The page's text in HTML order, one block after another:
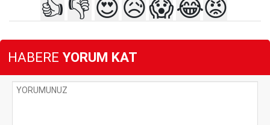
👍 👎 😍😥😱😂😡
HABERE YORUM KAT